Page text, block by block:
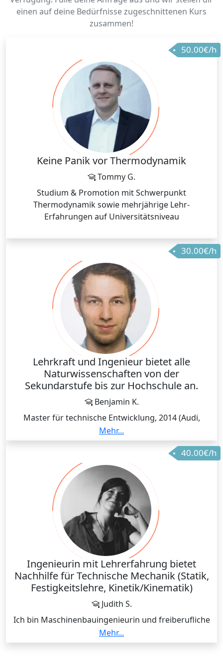
einen auf deine Bedürfnisse zugeschnittenen Kurs
zusammen!
50.00€/h
Keine Panik vor Thermodynamik
Tommy G.
Studium & Promotion mit Schwerpunkt
Thermodynamik sowie mehrjährige Lehr-
Erfahrungen auf Universitätsniveau
30.00€/h
Lehrkraft und Ingenieur bietet alle
Naturwissenschaften von der
Sekundarstufe bis zur Hochschule an.
Benjamin K.
Master für technische Entwicklung, 2014 (Audi,
Airbus)
Master für berufliche Bildung, 2022 (Metall, Physik)
Begeisterung für alle Naturwissenschaften und
empathische Lernumgebung.
Mehr...
40.00€/h
Ingenieurin mit Lehrerfahrung bietet
Nachhilfe für Technische Mechanik (Statik,
Festigkeitslehre, Kinetik/Kinematik)
Judith S.
Ich bin Maschinenbauingenieurin und freiberufliche
Online-Tutorin für Ingenieurstudiengänge. Zuvor
habe ich zwei Jahre an der Hochschule Kaiserslautern
Mehr...